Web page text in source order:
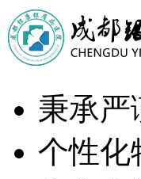
秉承严
个性化